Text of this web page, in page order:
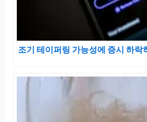
조기 테이퍼링 가능성에 증시 하락